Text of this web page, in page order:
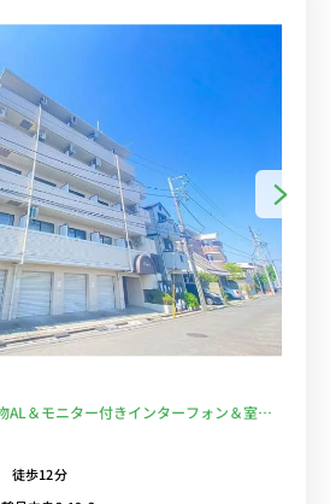
AL＆モニター付きインターフォン＆室内
べるWi-Fi格安レンタル中！
徒歩12分